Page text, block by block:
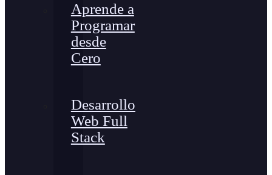
Aprende a
Programar
desde
Cero
Desarrollo
Web Full
Stack